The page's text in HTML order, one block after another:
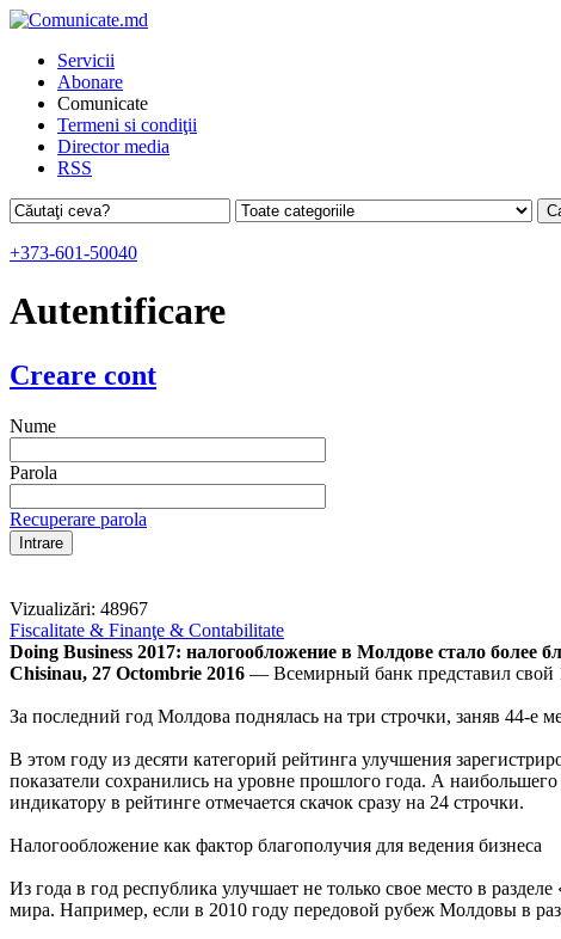
Servicii
Abonare
Comunicate
Termeni si condiţii
Director media
RSS
+373-601-50040
Autentificare
Creare cont
Nume
Parola
Recuperare parola
Vizualizări: 48967
Fiscalitate & Finanţe & Contabilitate
Doing Business 2017: налогообложение в Молдове стало более
Chisinau, 27 Octombrie 2016 — Всемирный банк представил свой
За последний год Молдова поднялась на три строчки, заняв 44-е
В этом году из десяти категорий рейтинга улучшения
показатели сохранились на уровне прошлого года. А
индикатору в рейтинге отмечается скачок сразу на 24 строчки.
Налогообложение как фактор благополучия для ведения бизнеса
Из года в год республика улучшает не только свое место в
мира. Например, если в 2010 году передовой рубеж Молдовы в